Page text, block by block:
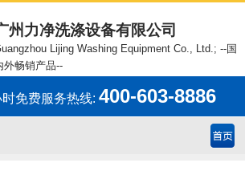
州力净洗涤设备有限公司
Lijing Washing Equipment Co., Ltd.; --国
外畅销产品--
时免费服务热线:400-603-8886